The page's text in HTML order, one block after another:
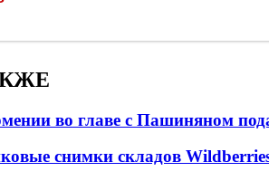
во главе с Пашиняном
снимки складов